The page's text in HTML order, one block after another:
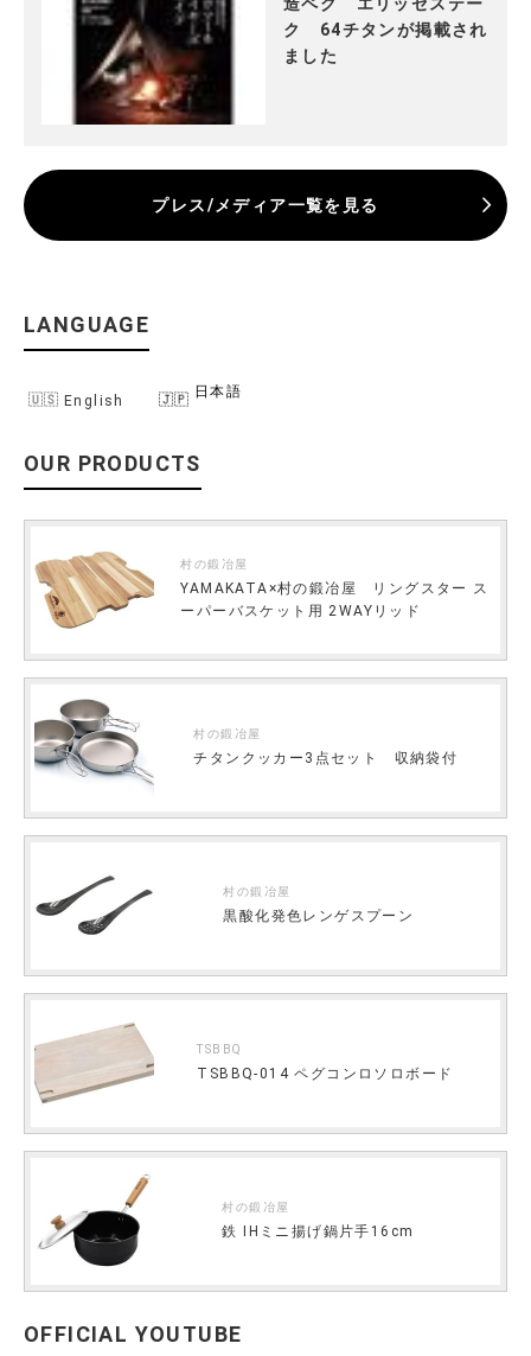
ク 64チタンが掲載され
ました
プレス/メディア一覧を見る
LANGUAGE
English
日本語
OUR PRODUCTS
村の鍛冶屋
YAMAKATA×村の鍛冶屋 リングスター ス
ーパーバスケット用 2WAYリッド
村の鍛冶屋
チタンクッカー3点セット 収納袋付
村の鍛冶屋
黒酸化発色レンゲスプーン
TSBBQ
TSBBQ-014 ペグコンロソロボード
村の鍛冶屋
鉄 IHミニ揚げ鍋片手16cm
OFFICIAL YOUTUBE